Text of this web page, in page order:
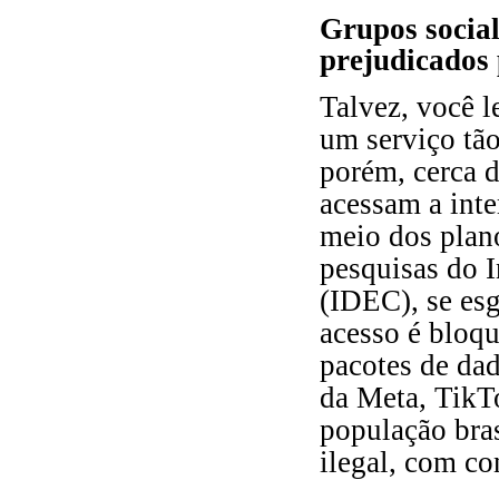
Grupos
prejudicados
Talvez, você
um serviço
porém, cerca
acessam a
meio dos
pesquisas do
(IDEC), se
acesso é
pacotes de
da Meta,
população
ilegal, com